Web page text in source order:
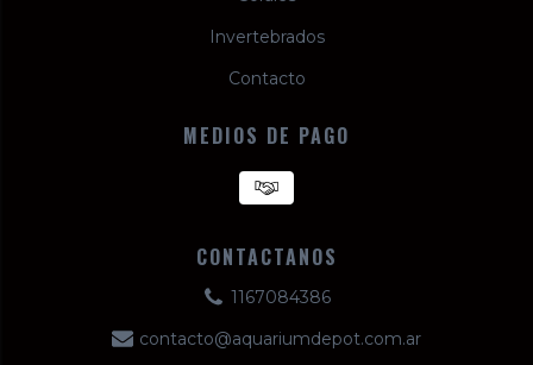
Invertebrados
Contacto
MEDIOS DE PAGO
CONTACTANOS
1167084386
contacto@aquariumdepot.com.ar